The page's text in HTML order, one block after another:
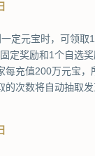
定元宝时，可领
定奖励和1个自选奖
每充值200万元宝
的次数将自动抽取